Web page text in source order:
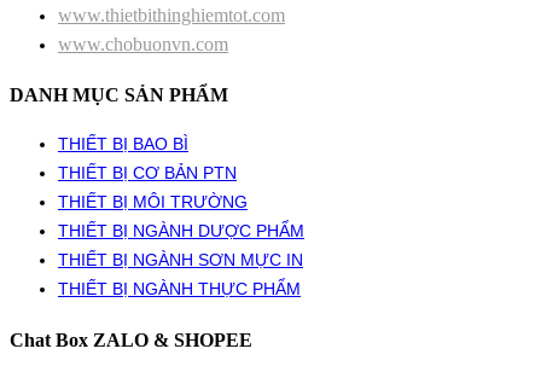
www.thietbithinghiemtot.com
www.chobuonvn.com
DANH MỤC SẢN PHẨM
THIẾT BỊ BAO BÌ
THIẾT BỊ CƠ BẢN PTN
THIẾT BỊ MÔI TRƯỜNG
THIẾT BỊ NGÀNH DƯỢC PHẨM
THIẾT BỊ NGÀNH SƠN MỰC IN
THIẾT BỊ NGÀNH THỰC PHẨM
Chat Box ZALO & SHOPEE